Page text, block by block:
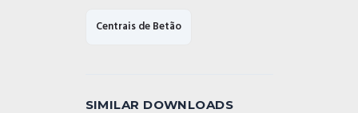
Centrais de Betão
SIMILAR DOWNLOADS